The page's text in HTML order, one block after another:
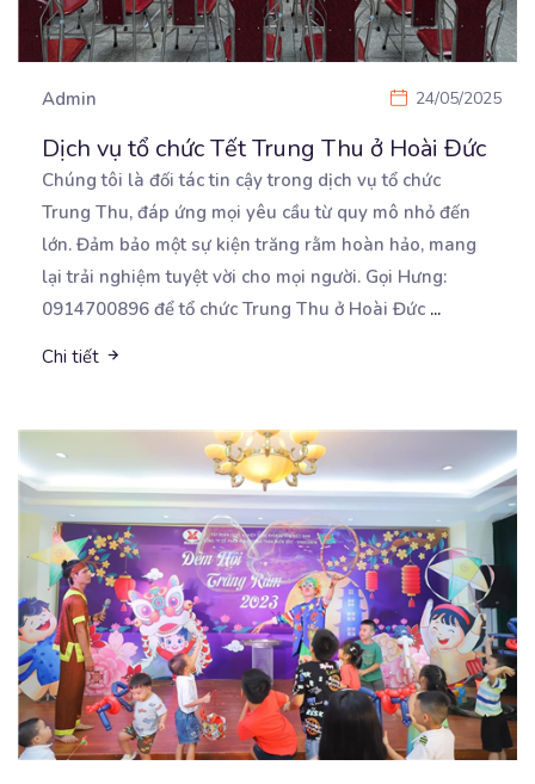
Admin 24/05/2025
Dịch vụ tổ chức Tết Trung Thu ở Hoài Đức
Chúng tôi là đối tác tin cậy trong dịch vụ tổ chức
Trung Thu, đáp ứng mọi yêu cầu từ quy mô nhỏ đến
lớn. Đảm bảo một sự kiện trăng rằm hoàn hảo, mang
lại trải nghiệm tuyệt vời cho mọi người. Gọi Hưng:
0914700896 để tổ chức Trung Thu ở Hoài Đức ...
Chi tiết